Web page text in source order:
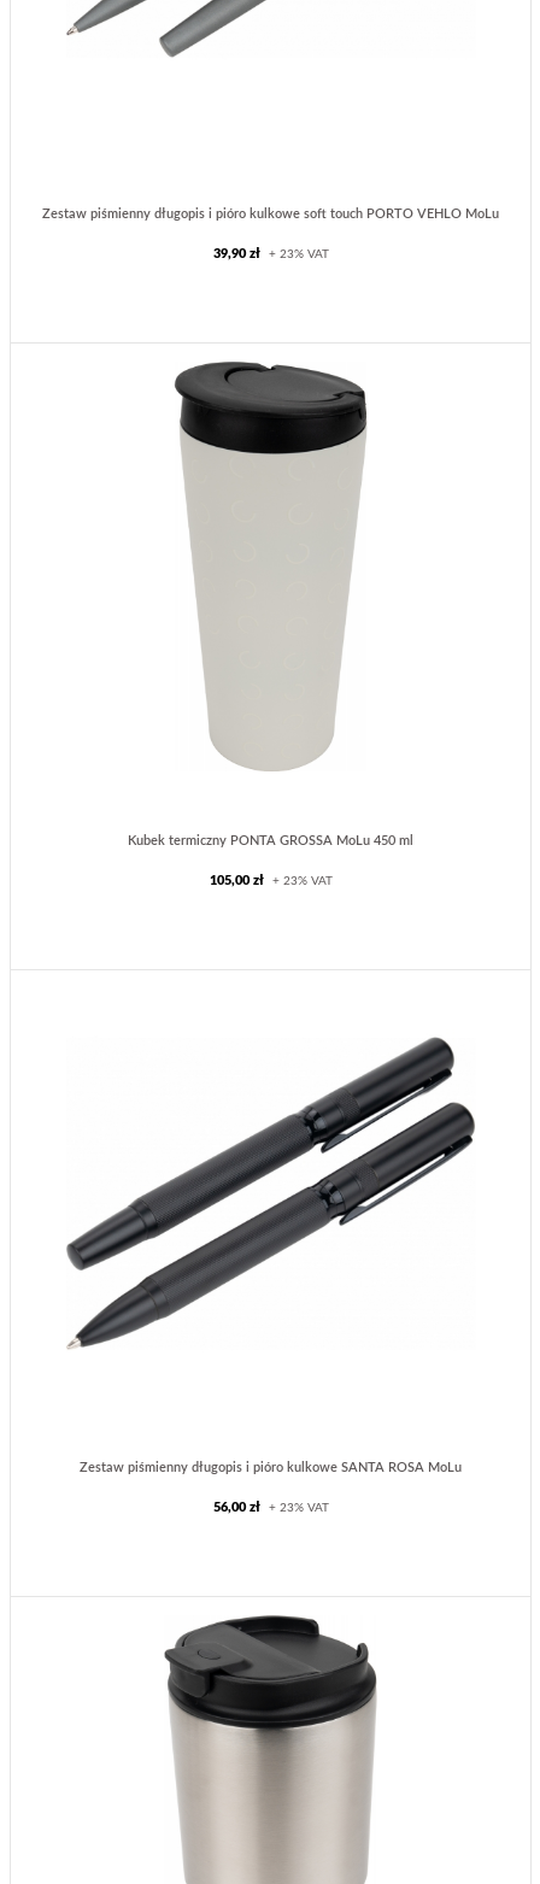
Zestaw piśmienny długopis i pióro kulkowe soft touch PORTO VEHLO MoLu
39,90 zł + 23% VAT
Kubek termiczny PONTA GROSSA MoLu 450 ml
105,00 zł + 23% VAT
Zestaw piśmienny długopis i pióro kulkowe SANTA ROSA MoLu
56,00 zł + 23% VAT